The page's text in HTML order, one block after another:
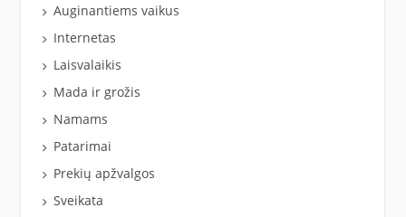
Auginantiems vaikus
Internetas
Laisvalaikis
Mada ir grožis
Namams
Patarimai
Prekių apžvalgos
Sveikata